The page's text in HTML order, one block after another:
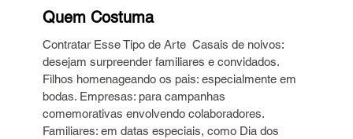
Quem Costuma
Contratar Esse Tipo de Arte  Casais de noivos:
desejam surpreender familiares e convidados.
Filhos homenageando os pais: especialmente em
bodas. Empresas: para campanhas
comemorativas envolvendo colaboradores.
Familiares: em datas especiais, como Dia dos